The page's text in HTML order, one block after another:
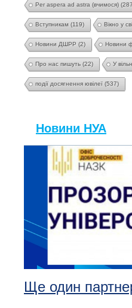
Per aspera ad astra (вчимося)
Вступникам (119) Вікно у
Новини ДШРР (2) Новини
Про нас пишуть (22) У
події досягнення ювілеї (537)
Новини НУА
Ще один